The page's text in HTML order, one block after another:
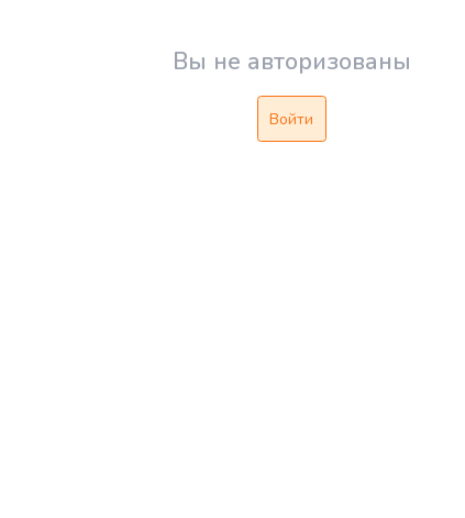
Вы не авторизованы
Войти